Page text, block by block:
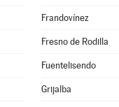
Frandovínez
Fresno de Rodilla
Fuentelisendo
Grijalba